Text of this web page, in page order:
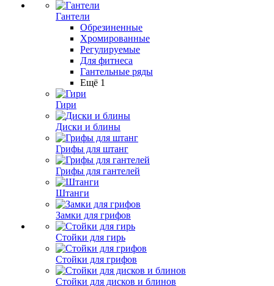
Гантели
Обрезиненные
Хромированные
Регулируемые
Для фитнеса
Гантельные ряды
Ещё 1
Гири
Диски и блины
Грифы для штанг
Грифы для гантелей
Штанги
Замки для грифов
Стойки для гирь
Стойки для грифов
Стойки для дисков и блинов